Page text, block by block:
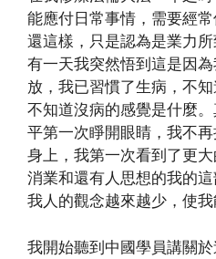
能應付日常事情，需要經
還這樣，只是認為是業力
有一天我突然悟到這是因
放，我已習慣了生病，不
不知道沒病的感覺是什麼
平第一次睜開眼睛，我不
身上，我第一次看到了更大
消業和還有人思想的我的
我人的觀念越來越少，使我
我開始聽到中國學員講關